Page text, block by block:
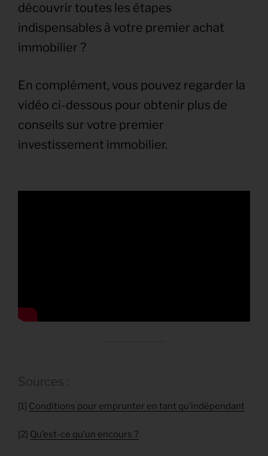
découvrir toutes les étapes
indispensables à votre premier achat
immobilier ?
En complément, vous pouvez regarder la
vidéo ci-dessous pour obtenir plus de
conseils sur votre premier
investissement immobilier.
Sources :
[1] Conditions pour emprunter en tant qu’indépendant
[2] Qu’est-ce qu’un encours ?